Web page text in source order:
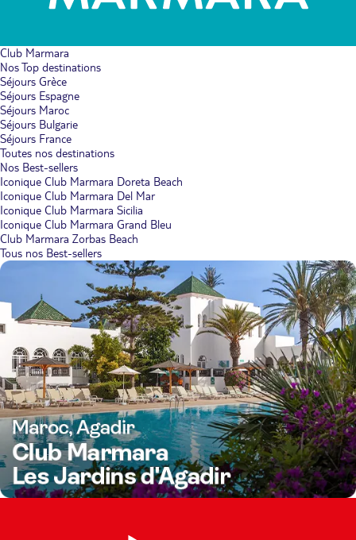
Club Marmara
Nos Top destinations
Séjours Grèce
Séjours Espagne
Séjours Maroc
Séjours Bulgarie
Séjours France
Toutes nos destinations
Nos Best-sellers
Iconique Club Marmara Doreta Beach
Iconique Club Marmara Del Mar
Iconique Club Marmara Sicilia
Iconique Club Marmara Grand Bleu
Club Marmara Zorbas Beach
Tous nos Best-sellers